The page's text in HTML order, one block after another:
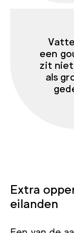
een
zit niet
als
Extra
eilanden